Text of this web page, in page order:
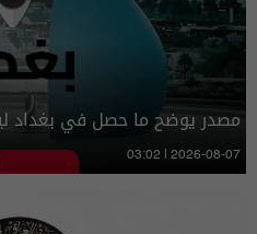
مصدر يوضح ما حصل في بغداد
03:02 | 2026-08-07